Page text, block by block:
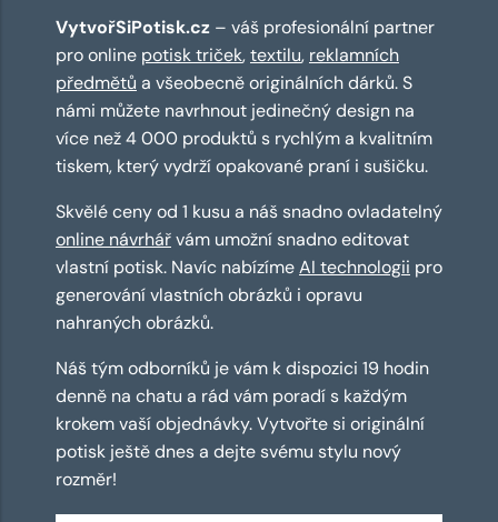
VytvořSiPotisk.cz – váš profesionální partner
pro online potisk triček,textilu, reklamních
předmětů a všeobecně originálních dárků. S
námi můžete navrhnout jedinečný design na
více než 4 000 produktů s rychlým a kvalitním
tiskem, který vydrží opakované praní i sušičku.
Skvělé ceny od 1 kusu a náš snadno ovladatelný
online návrhářvám umožní snadno editovat
vlastní potisk. Navíc nabízímeAI technologii pro
generování vlastních obrázků i opravu
nahraných obrázků.
Náš tým odborníků je vám k dispozici 19 hodin
denně na chatu a rád vám poradí s každým
krokem vaší objednávky. Vytvořte si originální
potisk ještě dnes a dejte svému stylu nový
rozměr!